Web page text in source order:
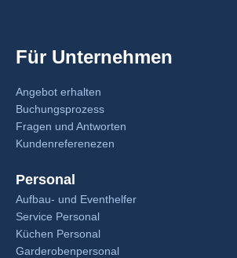
Für Unternehmen
Angebot erhalten
Buchungsprozess
Fragen und Antworten
Kundenreferenezen
Personal
Aufbau- und Eventhelfer
Service Personal
Küchen Personal
Garderobenpersonal